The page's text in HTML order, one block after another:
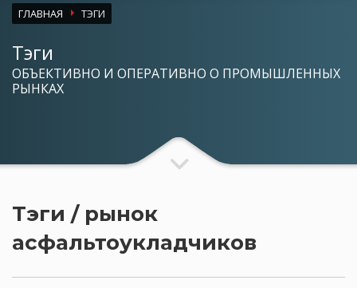
ГЛАВНАЯ ТЭГИ
Тэги
ОБЪЕКТИВНО И ОПЕРАТИВНО О ПРОМЫШЛЕННЫХ
РЫНКАХ
Тэги / рынок
асфальтоукладчиков